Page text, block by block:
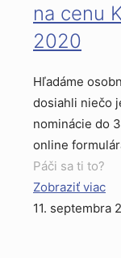
na cenu
2020
Hľadáme
dosiahli niečo
nominácie do
online
Páči sa ti to?
Zobraziť viac
11. septembra